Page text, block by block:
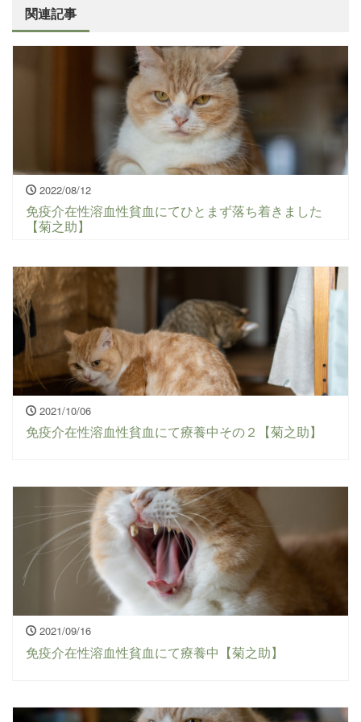
関連記事
2022/08/12
免疫介在性溶血性貧血にてひとまず落ち着きました
【菊之助】
2021/10/06
免疫介在性溶血性貧血にて療養中その２【菊之助】
2021/09/16
免疫介在性溶血性貧血にて療養中【菊之助】